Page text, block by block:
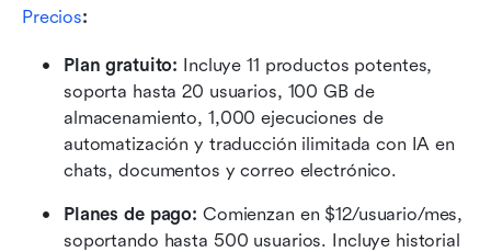
Precios:
Plan gratuito: Incluye 11 productos potentes,
soporta hasta 20 usuarios, 100 GB de
almacenamiento, 1,000 ejecuciones de
automatización y traducción ilimitada con IA en
chats, documentos y correo electrónico.
Planes de pago: Comienzan en $12/usuario/mes,
soportando hasta 500 usuarios. Incluye historial